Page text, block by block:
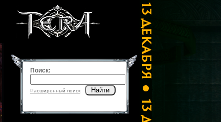
Поиск:
Расширенный поиск Найти